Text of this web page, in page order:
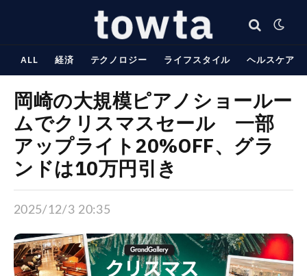
ALL 経済 テクノロジー ライフスタイル ヘルスケア
岡崎の大規模ピアノショールー
ムでクリスマスセール 一部
アップライト20%OFF、グラ
ンドは10万円引き
2025/12/3 20:35